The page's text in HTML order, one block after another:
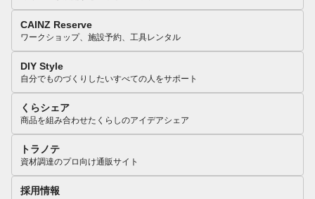
CAINZ Reserve
ワークショップ、施設予約、工具レンタル
DIY Style
自分でものづくりしたいすべての人をサポート
くらシェア
商品を組み合わせたくらしのアイデアシェア
トラノテ
資材調達のプロ向け通販サイト
採用情報